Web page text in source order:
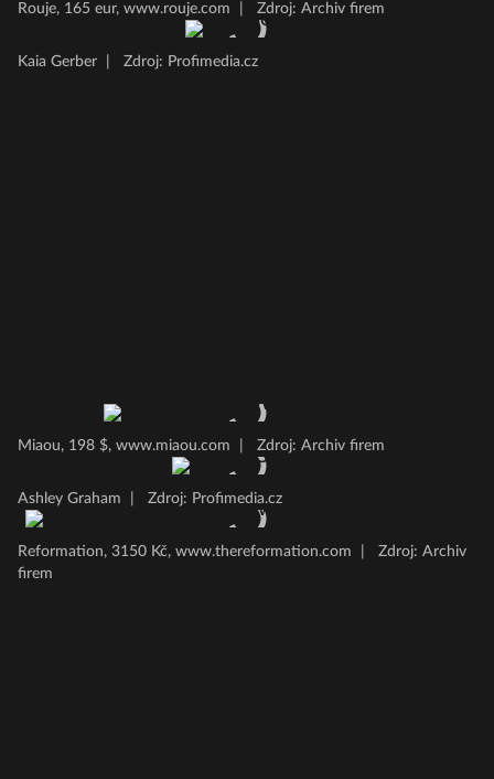
Rouje, 165 eur, www.rouje.com Zdroj: Archiv firem
Kaia Gerber Zdroj: Profimedia.cz
Miaou, 198 $, www.miaou.com Zdroj: Archiv firem
Ashley Graham Zdroj: Profimedia.cz
Reformation, 3150 Kč, www.thereformation.com
Zdroj: Archiv
firem